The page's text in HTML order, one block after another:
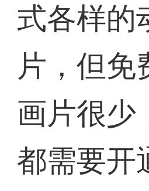
式各样的
片，但免
画片很少
都需要开